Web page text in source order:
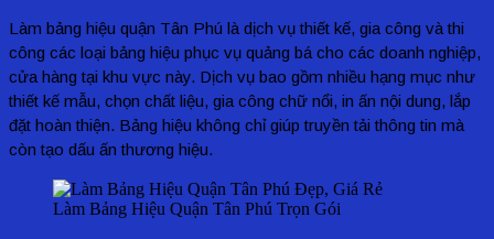
Làm bảng hiệu quận Tân Phú là dịch vụ thiết kế, gia công và thi
công các loại bảng hiệu phục vụ quảng bá cho các doanh nghiệp,
cửa hàng tại khu vực này. Dịch vụ bao gồm nhiều hạng mục như
thiết kế mẫu, chọn chất liệu, gia công chữ nổi, in ấn nội dung, lắp
đặt hoàn thiện. Bảng hiệu không chỉ giúp truyền tải thông tin mà
còn tạo dấu ấn thương hiệu.
Làm Bảng Hiệu Quận Tân Phú Trọn Gói